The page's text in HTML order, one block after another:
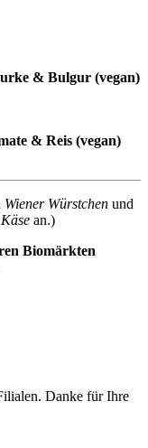
& Bulgur (vegan)
& Reis (vegan)
Wiener Würstchen und
an.)
Biomärkten
Danke für Ihre